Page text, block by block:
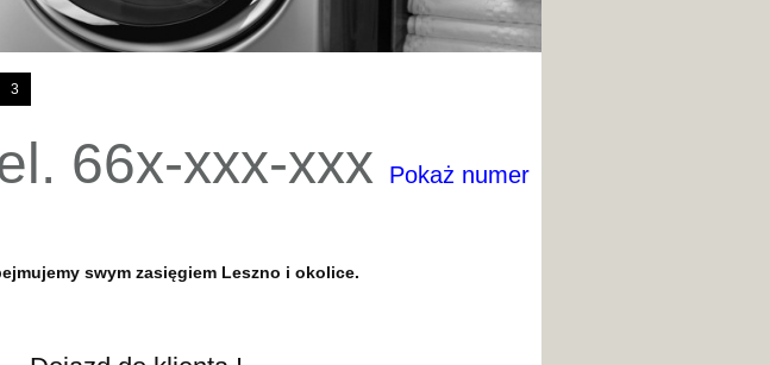
3
66x-xxx-xxx Pokaż numer
swym zasięgiem Leszno i okolice.